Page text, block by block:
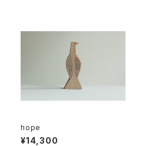
hope
¥14,300